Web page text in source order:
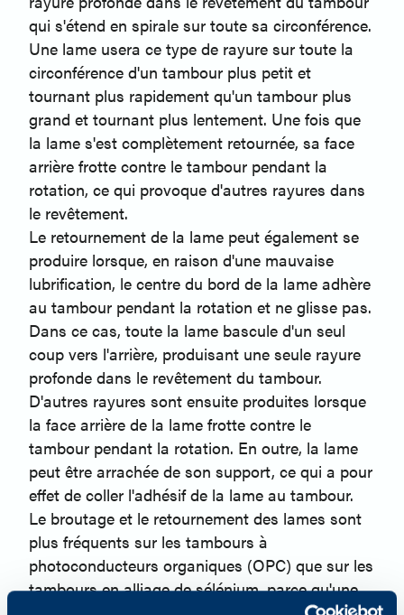
qui s'étend en spirale sur toute sa circonférence.
Une lame usera ce type de rayure sur toute la
circonférence d'un tambour plus petit et
tournant plus rapidement qu'un tambour plus
grand et tournant plus lentement. Une fois que
la lame s'est complètement retournée, sa face
arrière frotte contre le tambour pendant la
rotation, ce qui provoque d'autres rayures dans
le revêtement.
Le retournement de la lame peut également se
produire lorsque, en raison d'une mauvaise
lubrification, le centre du bord de la lame adhère
au tambour pendant la rotation et ne glisse pas.
Dans ce cas, toute la lame bascule d'un seul
coup vers l'arrière, produisant une seule rayure
profonde dans le revêtement du tambour.
D'autres rayures sont ensuite produites lorsque
la face arrière de la lame frotte contre le
tambour pendant la rotation. En outre, la lame
peut être arrachée de son support, ce qui a pour
effet de coller l'adhésif de la lame au tambour.
Le broutage et le retournement des lames sont
plus fréquents sur les tambours à
photoconducteurs organiques (OPC) que sur les
tambours en alliage de sélénium, parce qu'une